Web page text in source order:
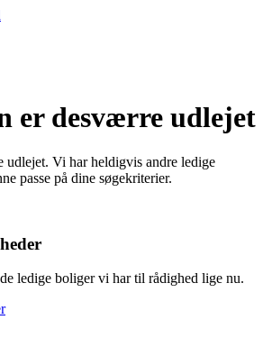
er desværre udlejet
udlejet. Vi har heldigvis andre ledige
passe på dine søgekriterier.
ledige boliger vi har til rådighed lige nu.